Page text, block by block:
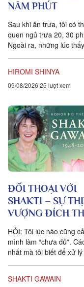
NĂM PHÚT
Sau khi ăn trưa, tôi có
quen ngủ trưa 20, 30
Ngoài ra, những lúc
HIROMI SHINYA
09/08/2026 25 lượt xem
ĐỐI THOẠI VỚI
SHAKTI – SỰ
VƯỢNG ĐÍCH
HỎI: Tôi lúc nào cũng
mình làm “chưa đủ”.
nhất mà tôi biết để xử lý
SHAKTI GAWAIN